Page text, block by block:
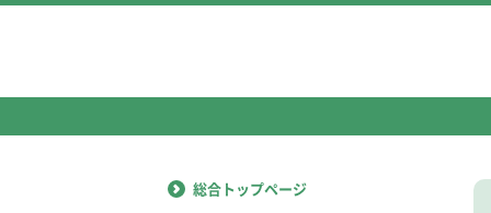
総合トップページ